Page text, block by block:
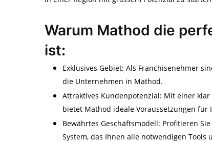
Warum Mathod die
ist:
Exklusives Gebiet: Als Franchisenehmer
die Unternehmen in Mathod.
Attraktives Kundenpotenzial: Mit einer
bietet Mathod ideale Voraussetzungen für
Bewährtes Geschäftsmodell: Profitieren
System, das Ihnen alle notwendigen